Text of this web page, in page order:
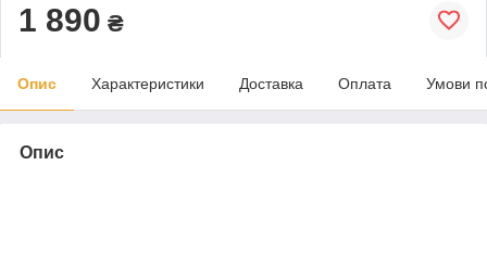
1 890 ₴
Опис Характеристики Доставка Оплата Умови
Опис